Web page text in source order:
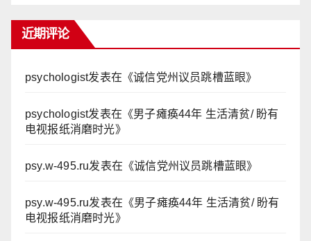
近期评论
psychologist发表在《诚信党州议员跳槽蓝眼》
psychologist发表在《男子瘫痪44年 生活清贫/ 盼有
电视报纸消磨时光》
psy.w-495.ru发表在《诚信党州议员跳槽蓝眼》
psy.w-495.ru发表在《男子瘫痪44年 生活清贫/ 盼有
电视报纸消磨时光》